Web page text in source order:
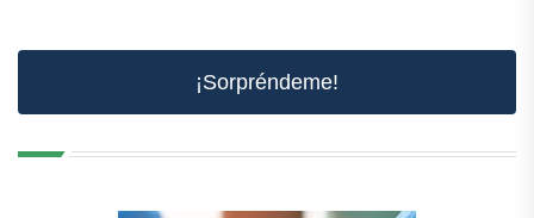
¡Sorpréndeme!